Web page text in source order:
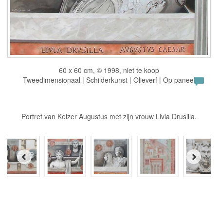
60 x 60 cm, © 1998, niet te koop
Tweedimensionaal | Schilderkunst | Olieverf | Op paneel
Portret van Keizer Augustus met zijn vrouw Livia Drusilla.